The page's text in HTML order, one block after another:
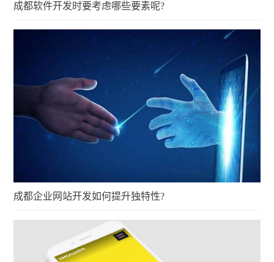
成都软件开发时要考虑哪些要素呢?
成都企业网站开发如何提升独特性?